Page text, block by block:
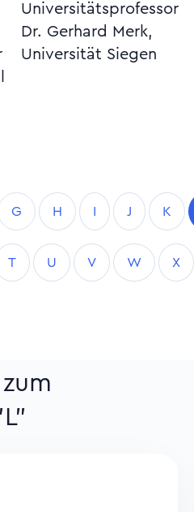
Universitätsprofessor
Dr. Gerhard Merk,
Universität Siegen
G H I J K
T U V W X